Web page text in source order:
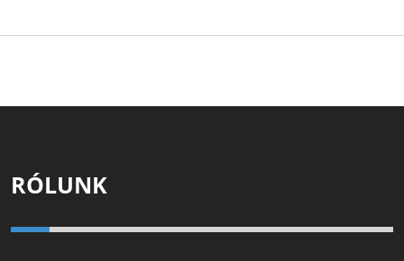
RÓLUNK